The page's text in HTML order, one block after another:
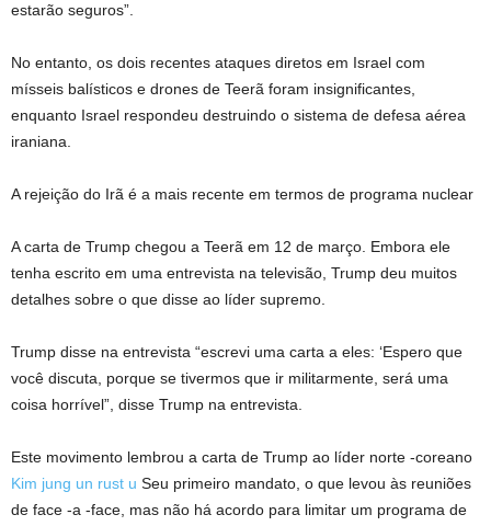
estarão seguros”.
No entanto, os dois recentes ataques diretos em Israel com
mísseis balísticos e drones de Teerã foram insignificantes,
enquanto Israel respondeu destruindo o sistema de defesa aérea
iraniana.
A rejeição do Irã é a mais recente em termos de programa nuclear
A carta de Trump chegou a Teerã em 12 de março. Embora ele
tenha escrito em uma entrevista na televisão, Trump deu muitos
detalhes sobre o que disse ao líder supremo.
Trump disse na entrevista “escrevi uma carta a eles: ‘Espero que
você discuta, porque se tivermos que ir militarmente, será uma
coisa horrível”, disse Trump na entrevista.
Este movimento lembrou a carta de Trump ao líder norte -coreano
Kim jung un rust u Seu primeiro mandato, o que levou às reuniões
de face -a -face, mas não há acordo para limitar um programa de